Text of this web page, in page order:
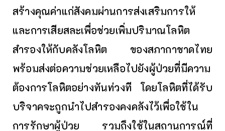
สร้างคุณค่าแก่สังคมผ่านการส่งเสริมการให้
และการเสียสละเพื่อช่วยเพิ่มปริมาณโลหิต
สำรองให้กับคลังโลหิต ของสภากาชาดไทย
พร้อมส่งต่อความช่วยเหลือไปยังผู้ป่วยที่มีความ
ต้องการโลหิตอย่างทันท่วงที โดยโลหิตที่ได้รับ
บริจาคจะถูกนำไปสำรองคงคลังไว้เพื่อใช้ใน
การรักษาผู้ป่วย รวมถึงใช้ในสถานการณ์ที่